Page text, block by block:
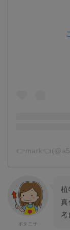
植
真
考